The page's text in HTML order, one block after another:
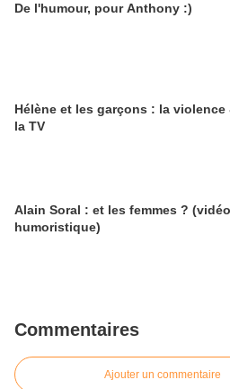
De l'humour, pour Anthony :)
Hélène et les garçons : la violence
la TV
Alain Soral : et les femmes ?
humoristique)
Commentaires
Ajouter un commentaire